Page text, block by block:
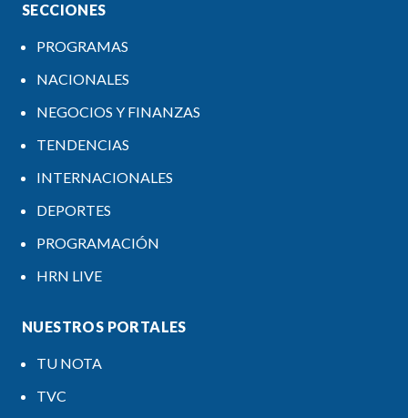
SECCIONES
PROGRAMAS
NACIONALES
NEGOCIOS Y FINANZAS
TENDENCIAS
INTERNACIONALES
DEPORTES
PROGRAMACIÓN
HRN LIVE
NUESTROS PORTALES
TU NOTA
TVC